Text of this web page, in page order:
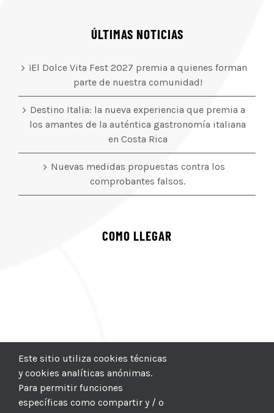
ÚLTIMAS NOTICIAS
¡El Dolce Vita Fest 2027 premia a quienes forman
parte de nuestra comunidad!
Destino Italia: la nueva experiencia que premia a
los amantes de la auténtica gastronomía italiana
en Costa Rica
Nuevas medidas propuestas contra los
comprobantes falsos.
COMO LLEGAR
Este sitio utiliza cookies técnicas
y cookies analíticas anónimas.
Para permitir funciones
específicas como compartir y / o